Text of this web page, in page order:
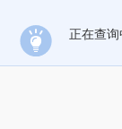
正在查